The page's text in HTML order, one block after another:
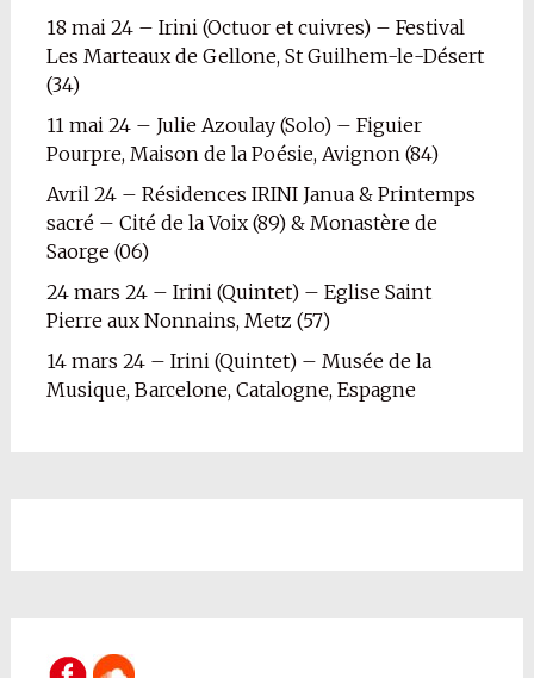
18 mai 24 – Irini (Octuor et cuivres) – Festival
Les Marteaux de Gellone, St Guilhem-le-Désert
(34)
11 mai 24 – Julie Azoulay (Solo) – Figuier
Pourpre, Maison de la Poésie, Avignon (84)
Avril 24 – Résidences IRINI Janua & Printemps
sacré – Cité de la Voix (89) & Monastère de
Saorge (06)
24 mars 24 – Irini (Quintet) – Eglise Saint
Pierre aux Nonnains, Metz (57)
14 mars 24 – Irini (Quintet) – Musée de la
Musique, Barcelone, Catalogne, Espagne